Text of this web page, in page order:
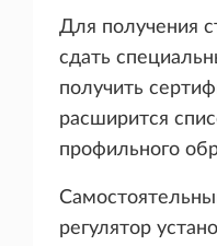
Для получения
сдать
получить
расширится
профильного
регулятор